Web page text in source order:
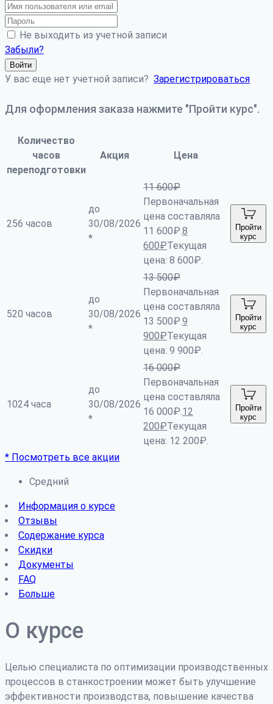
Не выходить из учетной записи
Забыли?
Войти
У вас еще нет учетной записи? Зарегистрироваться
Для оформления заказа нажмите "Пройти курс".
Количество
часов
переподготовки
Акция Цена
256 часов
до
30/08/2026
*
11 600₽
Первоначальная
цена составляла
11 600₽.8
600₽Текущая
цена: 8 600₽.
Пройти
курс
520 часов
до
30/08/2026
*
13 500₽
Первоначальная
цена составляла
13 500₽.9
900₽Текущая
цена: 9 900₽.
Пройти
курс
1024 часа
до
30/08/2026
*
16 000₽
Первоначальная
цена составляла
16 000₽.12
200₽Текущая
цена: 12 200₽.
Пройти
курс
* Посмотреть все акции
Средний
Информация о курсе
Отзывы
Содержание курса
Скидки
Документы
FAQ
Больше
О курсе
Целью специалиста по оптимизации производственных
процессов в станкостроении может быть улучшение
эффективности производства, повышение качества